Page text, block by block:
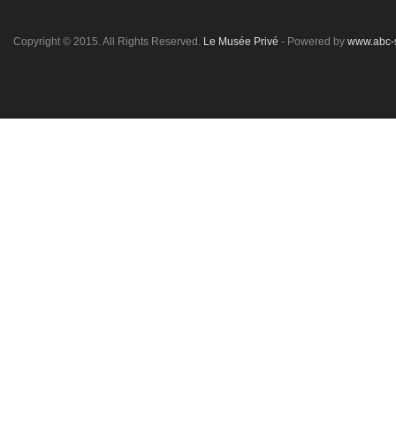
Copyright © 2015. All Rights Reserved. Le Musée Privé - Powered by